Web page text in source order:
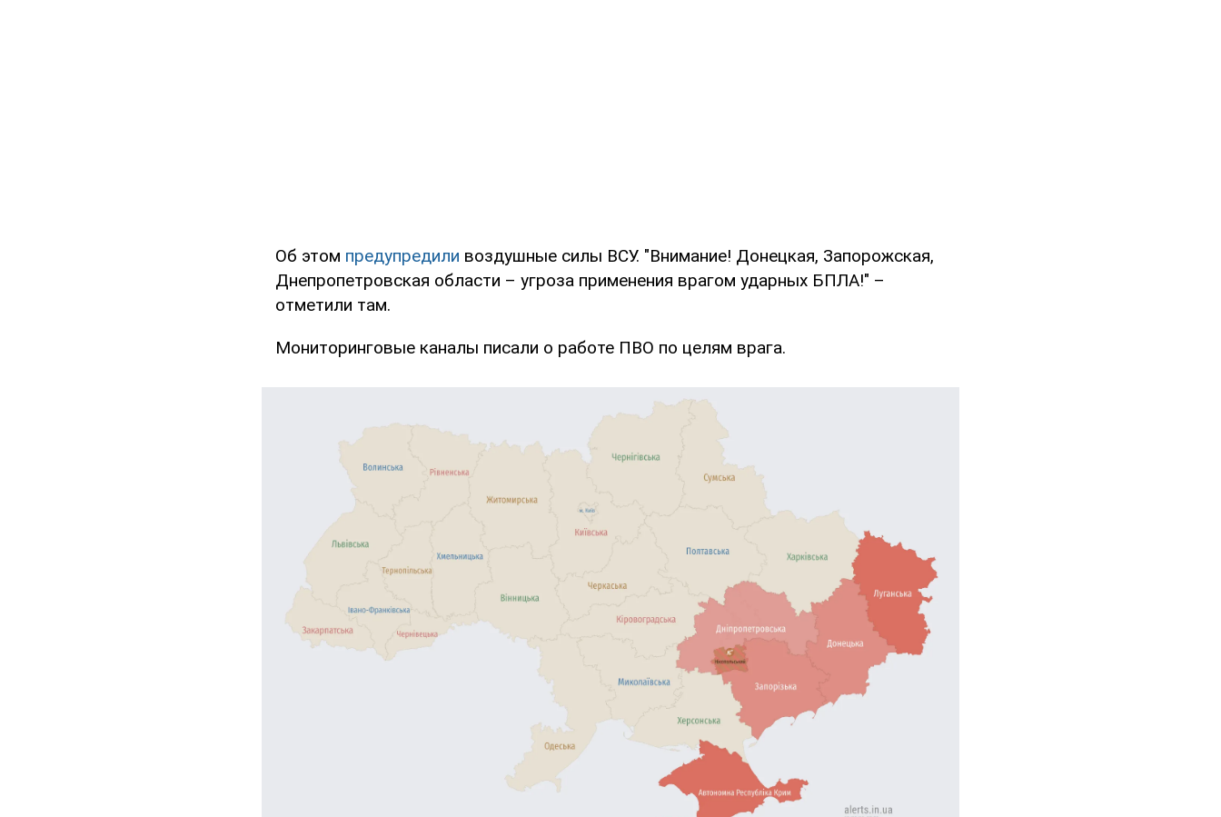
Об этом предупредили воздушные силы ВСУ. "Внимание! Донецкая, Запорожская,
Днепропетровская области – угроза применения врагом ударных БПЛА!" –
отметили там.
Мониторинговые каналы писали о работе ПВО по целям врага.